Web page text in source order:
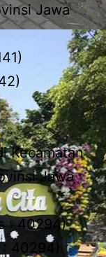
Jawa
Kecamatan
Jawa
: 40294)
40294)